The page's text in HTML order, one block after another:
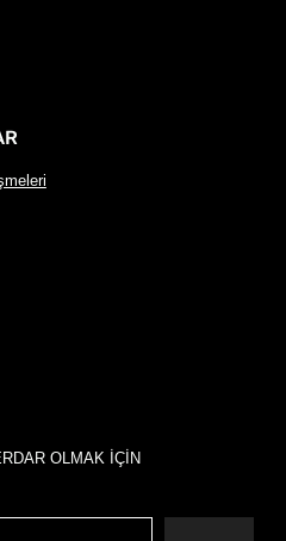
OLMAK İÇİN